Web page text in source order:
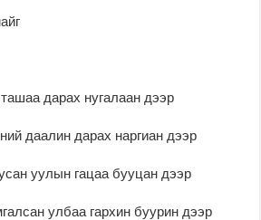
дарах нугалаан дээр
даалин дарах наргиан дээр
уулын гацаа бууцан дээр
улбаа гархин буурин дээр